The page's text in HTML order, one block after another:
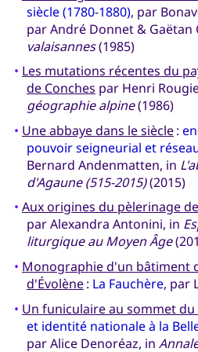
siècle (1780-1880), par
par André Donnet & Gaëtan
valaisannes(1985)
• Les mutations récentes du
de Conches par Henri
géographie alpine(1986)
• Une abbaye dans le siècle:
pouvoir seigneurial et
Bernard Andenmatten, in
d'Agaune (515-2015)(2015)
• Aux origines du pèlerinage
par Alexandra Antonini, in
liturgique au Moyen Âge
• Monographie d'un bâtiment
d'Évolène: La Fauchère, par
• Un funiculaire au sommet du
et identité nationale à la
par Alice Denoréaz, in